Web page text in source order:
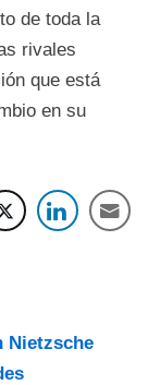
de toda la
rivales
que está
en su
Nietzsche